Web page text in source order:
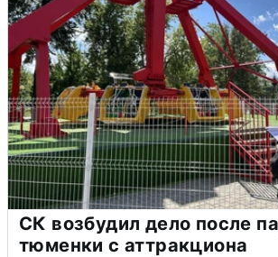
СК возбудил дело после
тюменки с аттракциона